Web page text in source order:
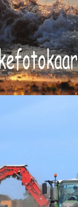
KB (691)